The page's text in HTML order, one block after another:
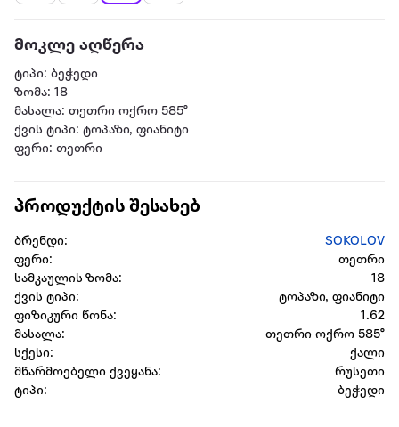
მოკლე აღწერა
ტიპი: ბეჭედი
ზომა: 18
მასალა: თეთრი ოქრო 585°
ქვის ტიპი: ტოპაზი, ფიანიტი
ფერი: თეთრი
პროდუქტის შესახებ
ბრენდი:
SOKOLOV
ფერი:
თეთრი
სამკაულის ზომა:
18
ქვის ტიპი:
ტოპაზი, ფიანიტი
ფიზიკური წონა:
1.62
მასალა:
თეთრი ოქრო 585°
სქესი:
ქალი
მწარმოებელი ქვეყანა:
რუსეთი
ტიპი:
ბეჭედი